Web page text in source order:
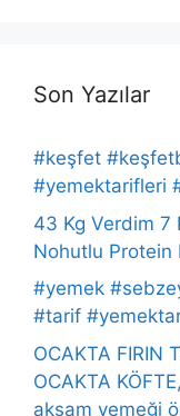
Son Yazılar
#keşfet
#yemektarifleri
43 Kg Verdim 7
Nohutlu Protein
#yemek
#tarif
OCAKTA FIRIN
OCAKTA
akşam yemeği